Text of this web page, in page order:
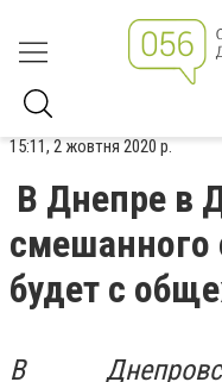
15:11, 2 жовтня 2020 р.
В Днепре в
смешанного
будет с
В